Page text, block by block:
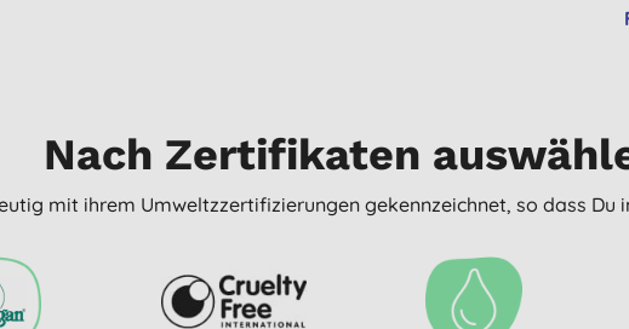
Nach Zertifikaten
mit ihrem Umweltzzertifizierungen gekennzeichnet, so dass Du